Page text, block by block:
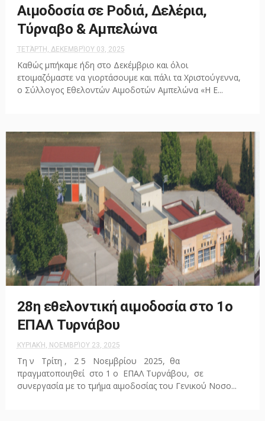
Αιμοδοσία σε Ροδιά, Δελέρια,
Τύρναβο & Αμπελώνα
ΤΕΤΆΡΤΗ, ΔΕΚΕΜΒΡΊΟΥ 03, 2025
Καθώς μπήκαμε ήδη στο Δεκέμβριο και όλοι
ετοιμαζόμαστε να γιορτάσουμε και πάλι τα Χριστούγεννα,
ο Σύλλογος Εθελοντών Αιμοδοτών Αμπελώνα «Η Ε...
28η εθελοντική αιμοδοσία στο 1ο
ΕΠΑΛ Τυρνάβου
ΚΥΡΙΑΚΉ, ΝΟΕΜΒΡΊΟΥ 23, 2025
Τη ν Τρίτη , 2 5 Νοεμβρίου 2025, θα
πραγματοποιηθεί στο 1 ο ΕΠΑΛ Τυρνάβου, σε
συνεργασία με το τμήμα αιμοδοσίας του Γενικού Νοσο...